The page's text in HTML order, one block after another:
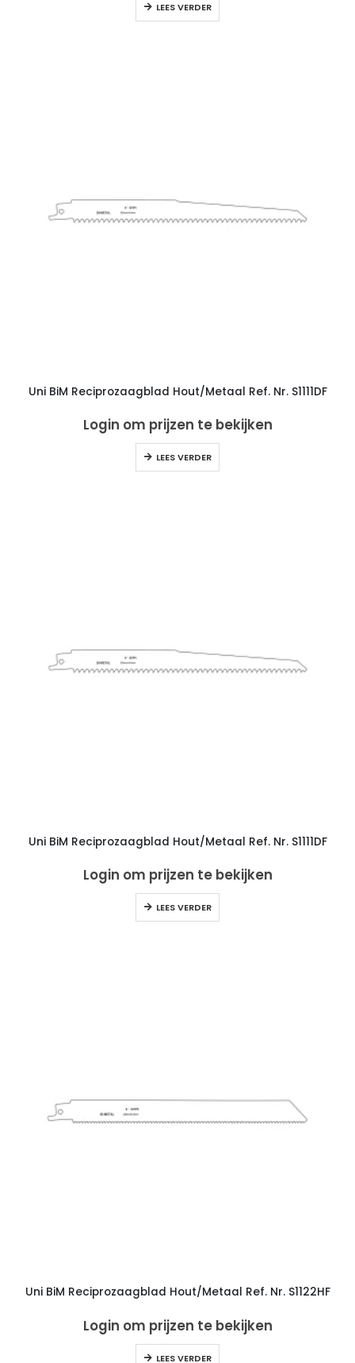
LEES VERDER
Uni BiM Reciprozaagblad Hout/Metaal Ref. Nr. S1111DF
Login om prijzen te bekijken
LEES VERDER
Uni BiM Reciprozaagblad Hout/Metaal Ref. Nr. S1111DF
Login om prijzen te bekijken
LEES VERDER
Uni BiM Reciprozaagblad Hout/Metaal Ref. Nr. S1122HF
Login om prijzen te bekijken
LEES VERDER